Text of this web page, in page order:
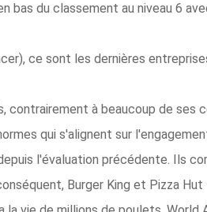
du classement au niveau 6
ce sont les dernières
contrairement à beaucoup de ses
qui s'alignent sur
l'évaluation précédente. Ils
Burger King et Pizza